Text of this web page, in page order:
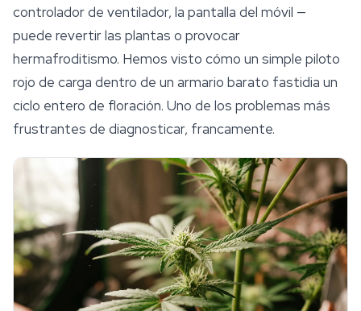
controlador de ventilador, la pantalla del móvil —
puede revertir las plantas o provocar
hermafroditismo. Hemos visto cómo un simple piloto
rojo de carga dentro de un armario barato fastidia un
ciclo entero de floración. Uno de los problemas más
frustrantes de diagnosticar, francamente.